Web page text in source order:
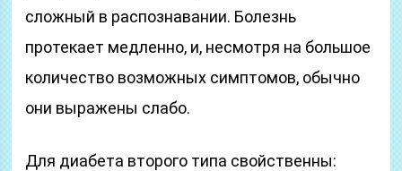
сложный в распознавании. Болезнь
протекает медленно, и, несмотря на большое
количество возможных симптомов, обычно
они выражены слабо.
Для диабета второго типа свойственны: